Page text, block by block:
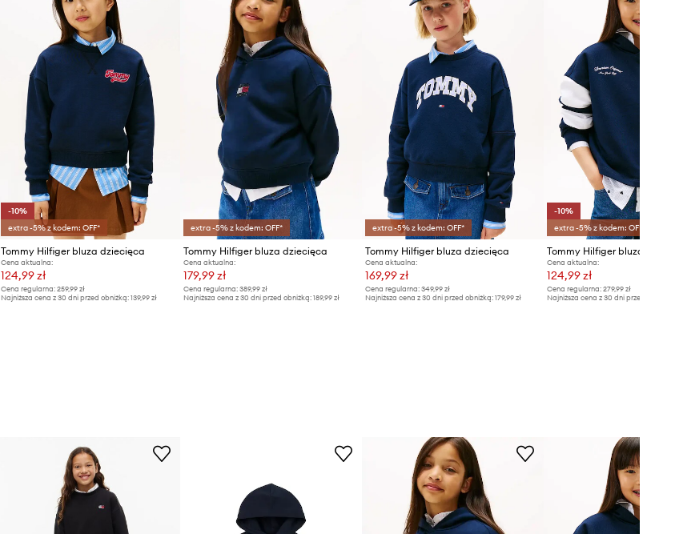
-10%
extra -5% z kodem: OFF*
Tommy Hilfiger bluza dziecięca
Cena aktualna:
124,99 zł
Cena regularna: 259,99 zł
Najniższa cena z 30 dni przed obniżką: 139,99 zł
extra -5% z kodem: OFF*
Tommy Hilfiger bluza dziecięca
Cena aktualna:
179,99 zł
Cena regularna: 389,99 zł
Najniższa cena z 30 dni przed obniżką: 189,99 zł
extra -5% z kodem: OFF*
Tommy Hilfiger bluza dziecięca
Cena aktualna:
169,99 zł
Cena regularna:349,99 zł
Najniższa cena z 30 dni przed obniżką:179,99 zł
-10%
extra -5% z kodem: OFF*
Tommy Hilfiger bluza
Cena aktualna:
124,99 zł
Cena regularna: 279,99 zł
Najniższa cena z 30 dni przed obniżką: